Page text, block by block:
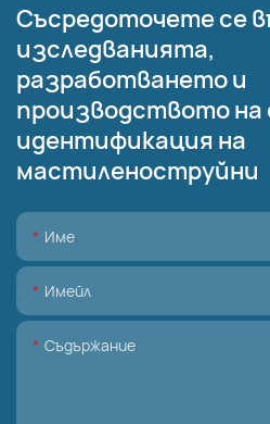
Съсредоточете се
изследванията,
разработването и
производството
идентификация на
мастиленоструйни
Име
Имейл
Съдържание